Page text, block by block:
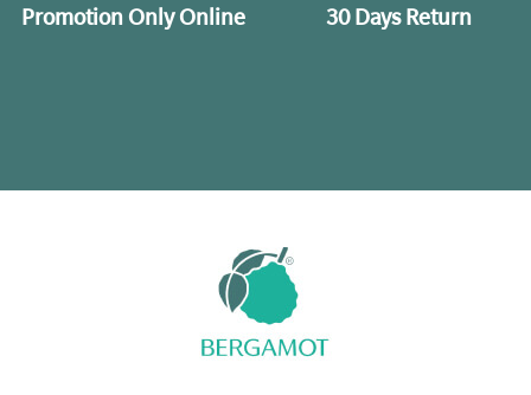
Promotion Only Online 30 Days Return